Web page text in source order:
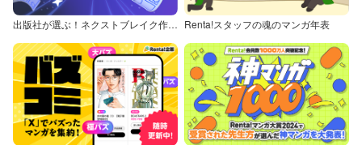
出版社が選ぶ！ネクストブレイク作品特集 Renta!スタッフの魂のマンガ年表